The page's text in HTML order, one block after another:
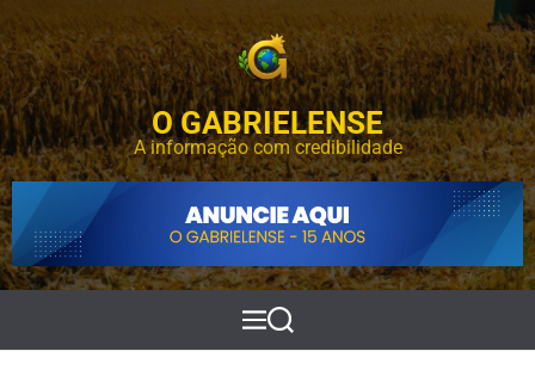
k
p
t
o
c
o
n
t
e
O GABRIELENSE
A informação com credibilidade
M
e
P
e